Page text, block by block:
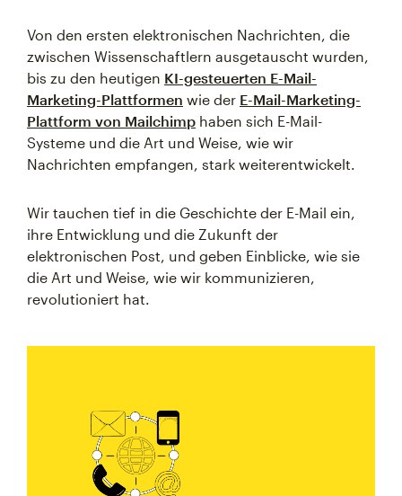
Von den ersten elektronischen Nachrichten, die
zwischen Wissenschaftlern ausgetauscht wurden,
bis zu den heutigen KI-gesteuerten E-Mail-
Marketing-Plattformen wie der E-Mail-Marketing-
Plattform von Mailchimp haben sich E-Mail-
Systeme und die Art und Weise, wie wir
Nachrichten empfangen, stark weiterentwickelt.
Wir tauchen tief in die Geschichte der E-Mail ein,
ihre Entwicklung und die Zukunft der
elektronischen Post, und geben Einblicke, wie sie
die Art und Weise, wie wir kommunizieren,
revolutioniert hat.